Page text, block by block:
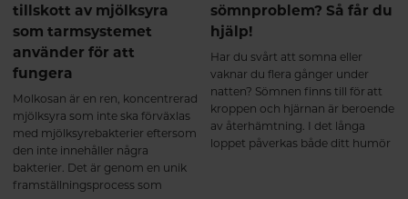
tillskott av mjölksyra
som tarmsystemet
använder för att
fungera
Molkosan är en ren, koncentrerad
mjölksyra som inte ska förväxlas
med mjölksyrebakterier eftersom
den inte innehåller några
bakterier. Det är genom en unik
framställningsprocess som
sömnproblem? Så får du
hjälp!
Har du svårt att somna eller
vaknar du flera gånger under
natten? Sömnen finns till för att
kroppen och hjärnan är beroende
av återhämtning. I det långa
loppet påverkas både ditt humör